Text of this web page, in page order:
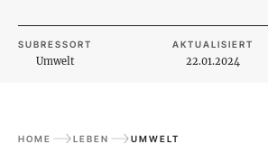
SUBRESSORT
Umwelt
AKTUALISIERT
22.01.2024
HOME LEBEN UMWELT